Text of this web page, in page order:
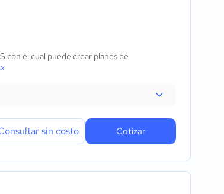
con el cual puede crear planes de
sin costo Cotizar